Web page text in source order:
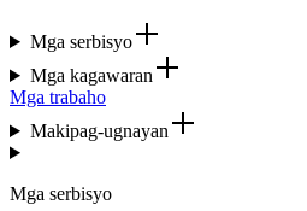
Mga serbisyo
Mga kagawaran
Mga trabaho
Makipag-ugnayan
Mga serbisyo